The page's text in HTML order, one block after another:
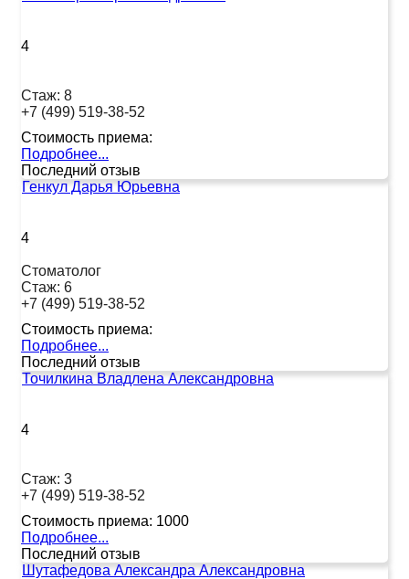
4
Стаж: 8
+7 (499) 519-38-52
Стоимость приема:
Подробнее...
Последний отзыв
Генкул Дарья Юрьевна
4
Стоматолог
Стаж: 6
+7 (499) 519-38-52
Стоимость приема:
Подробнее...
Последний отзыв
Точилкина Владлена Александровна
4
Стаж: 3
+7 (499) 519-38-52
Стоимость приема: 1000
Подробнее...
Последний отзыв
Шутафедова Александра Александровна